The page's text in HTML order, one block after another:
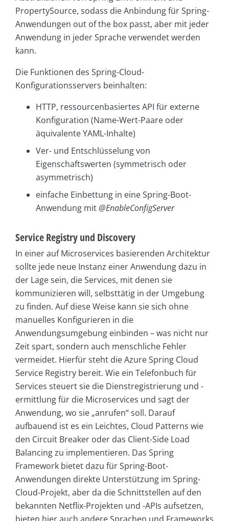
PropertySource, sodass die Anbindung für Spring-
Anwendungen out of the box passt, aber mit jeder
Anwendung in jeder Sprache verwendet werden
kann.
Die Funktionen des Spring-Cloud-
Konfigurationsservers beinhalten:
HTTP, ressourcenbasiertes API für externe
Konfiguration (Name-Wert-Paare oder
äquivalente YAML-Inhalte)
Ver- und Entschlüsselung von
Eigenschaftswerten (symmetrisch oder
asymmetrisch)
einfache Einbettung in eine Spring-Boot-
Anwendung mit@EnableConfigServer
Service Registry und Discovery
In einer auf Microservices basierenden Architektur
sollte jede neue Instanz einer Anwendung dazu in
der Lage sein, die Services, mit denen sie
kommunizieren will, selbsttätig in der Umgebung
zu finden. Auf diese Weise kann sie sich ohne
manuelles Konfigurieren in die
Anwendungsumgebung einbinden – was nicht nur
Zeit spart, sondern auch menschliche Fehler
vermeidet. Hierfür steht die Azure Spring Cloud
Service Registry bereit. Wie ein Telefonbuch für
Services steuert sie die Dienstregistrierung und -
ermittlung für die Microservices und sagt der
Anwendung, wo sie „anrufen“ soll. Darauf
aufbauend ist es ein Leichtes, Cloud Patterns wie
den Circuit Breaker oder das Client-Side Load
Balancing zu implementieren. Das Spring
Framework bietet dazu für Spring-Boot-
Anwendungen direkte Unterstützung im Spring-
Cloud-Projekt, aber da die Schnittstellen auf den
bekannten Netflix-Projekten und -APIs aufsetzen,